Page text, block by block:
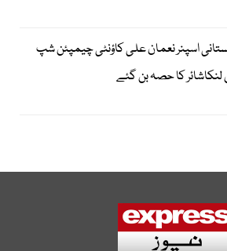
اسپنر نعمان علی کاؤنٹی چیمپئن شپ
لنکاشائر کا حصہ بن گئے